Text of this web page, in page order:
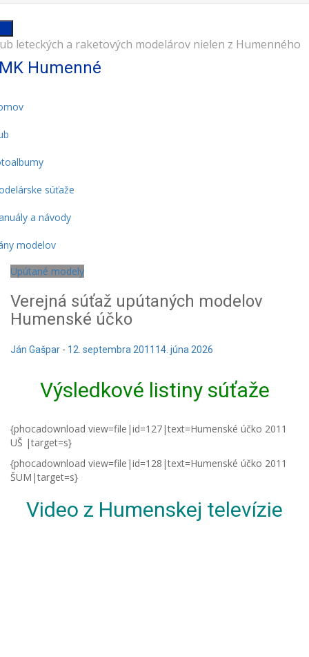
leteckých a raketových modelárov nielen z Humenného
Humenné
súťaže
a návody
modelov
Upútané modely
Verejná súťaž upútaných modelov
Humenské účko
Ján Gašpar - 12. septembra 2011 14. júna 2026
Výsledkové listiny súťaže
{phocadownload view=file|id=127|text=Humenské účko 2011
UŠ |target=s}
{phocadownload view=file|id=128|text=Humenské účko 2011
ŠUM|target=s}
Video z Humenskej televízie